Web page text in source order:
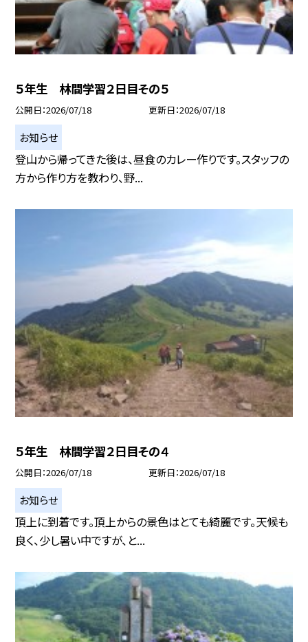
５年生 林間学習２日目その５
公開日 2026/07/18 更新日 2026/07/18
お知らせ
登山から帰ってきた後は、昼食のカレー作りです。スタッフの
方から作り方を教わり、野...
５年生 林間学習２日目その４
公開日 2026/07/18 更新日 2026/07/18
お知らせ
頂上に到着です。頂上からの景色はとても綺麗です。天候も
良く、少し暑い中ですが、と...